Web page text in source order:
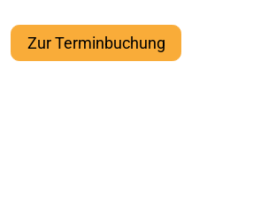
Zur Terminbuchung